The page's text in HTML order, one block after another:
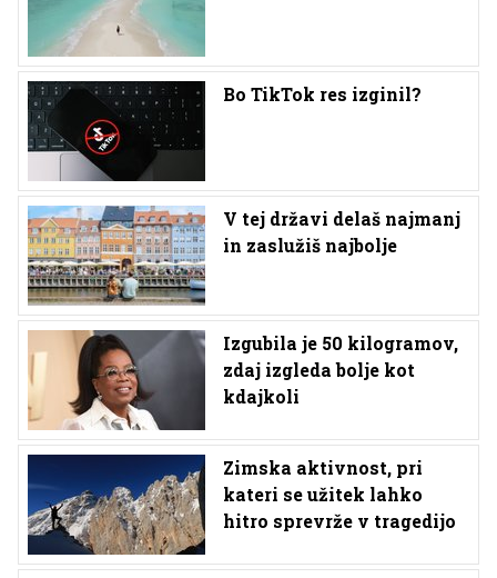
Bo TikTok res izginil?
V tej državi delaš najmanj
in zaslužiš najbolje
Izgubila je 50 kilogramov,
zdaj izgleda bolje kot
kdajkoli
Zimska aktivnost, pri
kateri se užitek lahko
hitro sprevrže v tragedijo